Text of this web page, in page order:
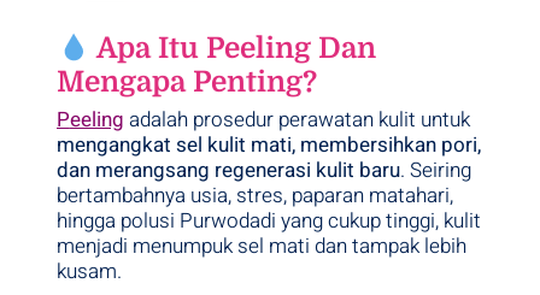
Apa Itu Peeling Dan
Mengapa Penting?
Peeling adalah prosedur perawatan kulit untuk
mengangkat sel kulit mati, membersihkan pori,
dan merangsang regenerasi kulit baru. Seiring
bertambahnya usia, stres, paparan matahari,
hingga polusi Purwodadi yang cukup tinggi, kulit
menjadi menumpuk sel mati dan tampak lebih
kusam.